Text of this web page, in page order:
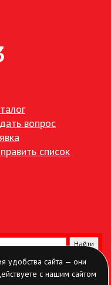
вопрос
список
удобства сайта — они
с нашим сайтом